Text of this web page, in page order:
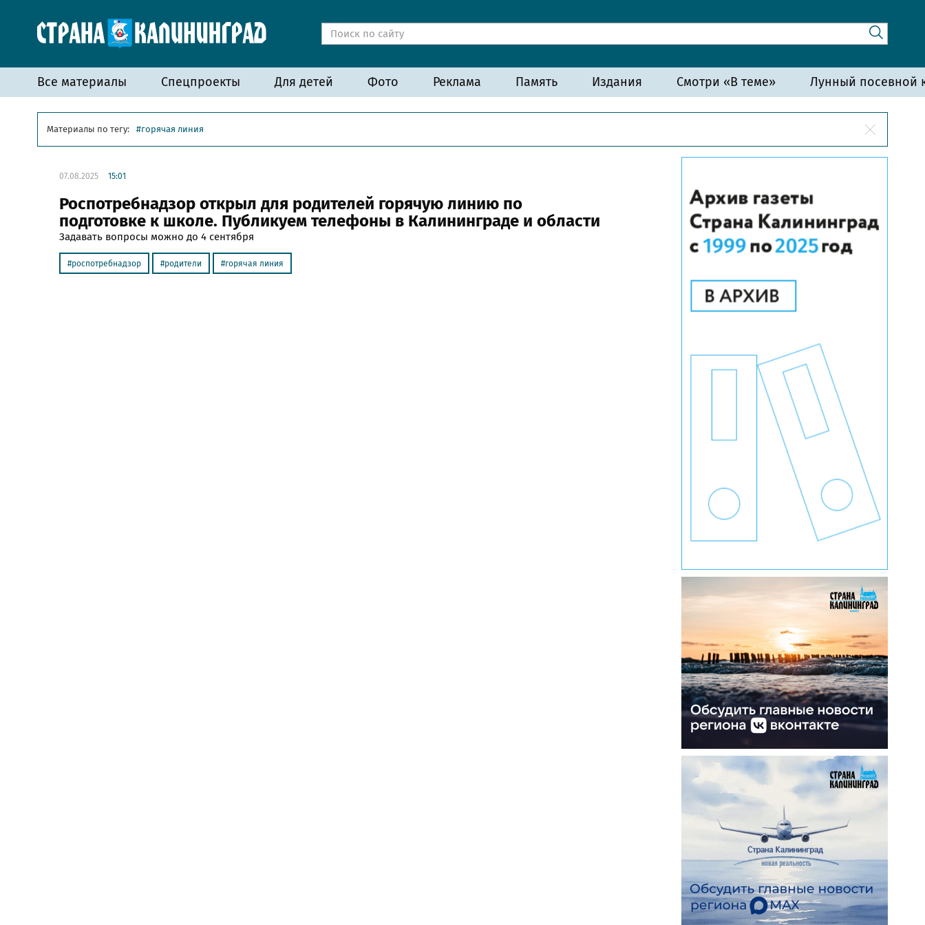
Все материалы Спецпроекты Для детей Фото Реклама Память Издания Смотри «В теме» Лунный посевной
Материалы по тегу: горячая линия
07.08.2025 15:01
Роспотребнадзор открыл для родителей горячую линию по
подготовке к школе. Публикуем телефоны в Калининграде и области
Задавать вопросы можно до 4 сентября
роспотребнадзор родители горячая линия